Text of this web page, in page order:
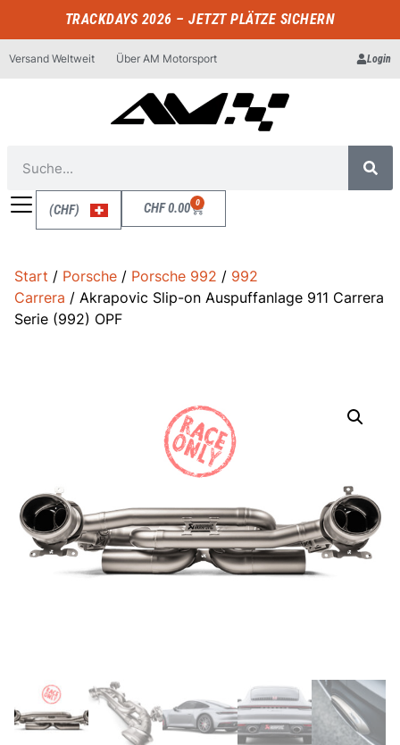
TRACKDAYS 2026 – JETZT PLÄTZE SICHERN
Versand Weltweit Über AM Motorsport Login
(CHF) CHF0.00 0
Start / Porsche / Porsche 992 / 992
Carrera / Akrapovic Slip-on Auspuffanlage 911 Carrera
Serie (992) OPF